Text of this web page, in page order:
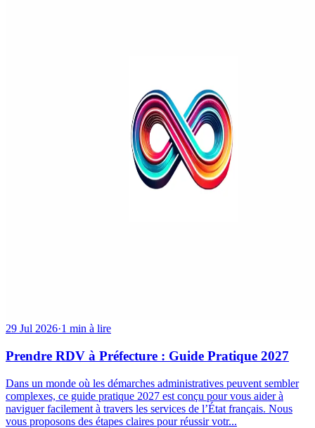
29 Jul 2026·1 min à lire
Prendre RDV à Préfecture : Guide Pratique 2027
Dans un monde où les démarches administratives peuvent sembler
complexes, ce guide pratique 2027 est conçu pour vous aider à
naviguer facilement à travers les services de l’État français. Nous
vous proposons des étapes claires pour réussir votr...